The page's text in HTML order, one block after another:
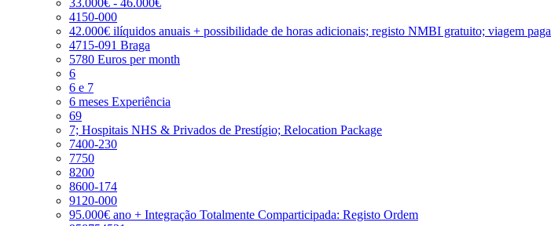
4150-000
42.000€ ilíquidos anuais + possibilidade de horas adicionais; registo NMBI gratuito; viagem paga
4715-091 Braga
5780 Euros per month
6
6 e 7
6 meses Experiência
69
7; Hospitais NHS & Privados de Prestígio; Relocation Package
7400-230
7750
8200
8600-174
9120-000
95.000€ ano + Integração Totalmente Comparticipada: Registo Ordem